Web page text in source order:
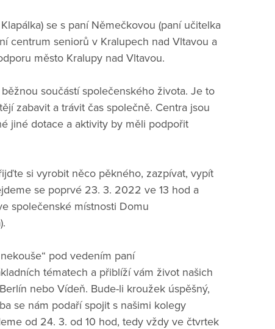
se s paní Němečkovou (paní učitelka
centrum seniorů v Kralupech nad Vltavou a
město Kralupy nad Vltavou.
součástí společenského života. Je to
zabavit a trávit čas společně. Centra jsou
jiné dotace a aktivity by měli podpořit
si vyrobit něco pěkného, zazpívat, vypít
se poprvé 23. 3. 2022 ve 13 hod a
společenské místnosti Domu
pod vedením paní
tématech a přiblíží vám život našich
nebo Vídeň. Bude-li kroužek úspěšný,
se nám podaří spojit s našimi kolegy
od 24. 3. od 10 hod, tedy vždy ve čtvrtek